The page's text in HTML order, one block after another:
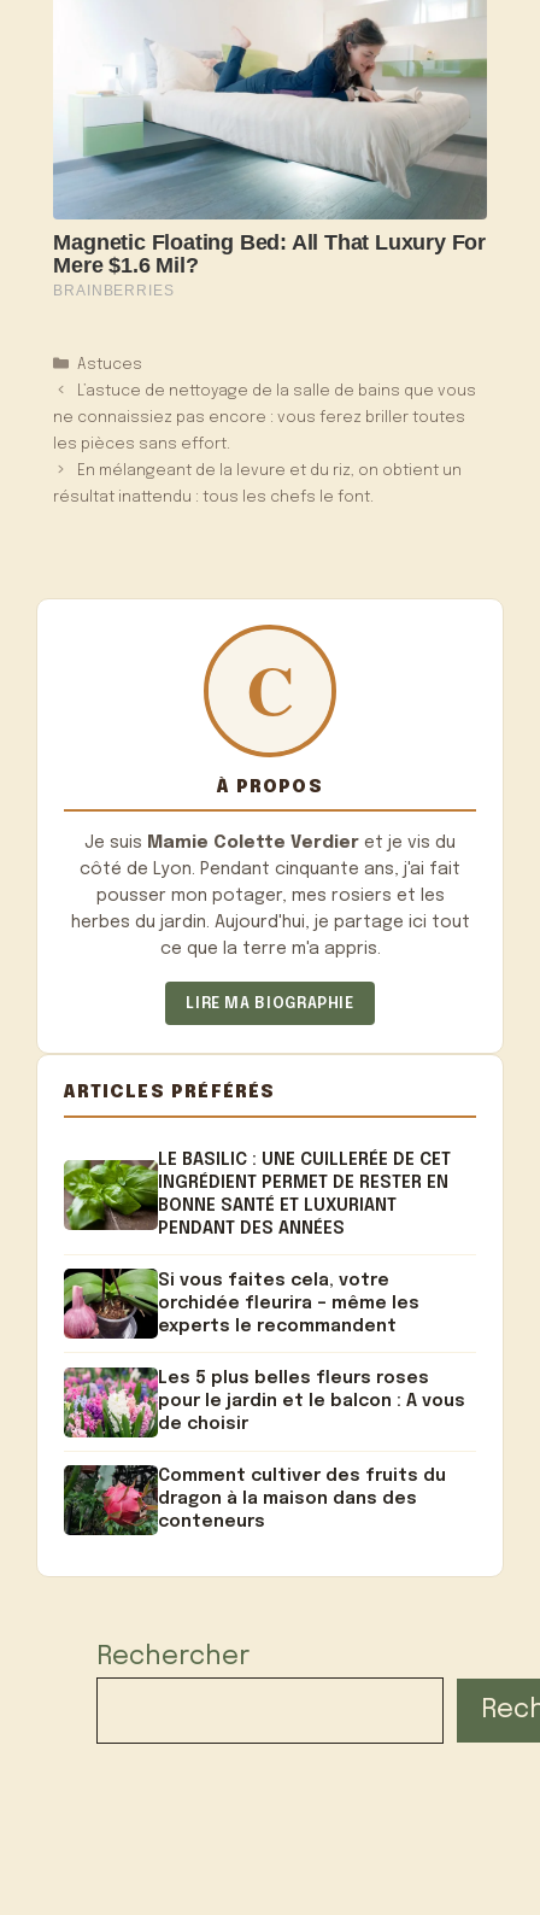
Catégories
Astuces
L’astuce de nettoyage de la salle de bains que vous
ne connaissiez pas encore : vous ferez briller toutes
les pièces sans effort.
En mélangeant de la levure et du riz, on obtient un
résultat inattendu : tous les chefs le font.
À PROPOS
Je suis Mamie Colette Verdier et je vis du
côté de Lyon. Pendant cinquante ans, j'ai fait
pousser mon potager, mes rosiers et les
herbes du jardin. Aujourd'hui, je partage ici tout
ce que la terre m'a appris.
LIRE MA BIOGRAPHIE
ARTICLES PRÉFÉRÉS
LE BASILIC : UNE CUILLERÉE DE CET
INGRÉDIENT PERMET DE RESTER EN
BONNE SANTÉ ET LUXURIANT
PENDANT DES ANNÉES
Si vous faites cela, votre
orchidée fleurira – même les
experts le recommandent
Les 5 plus belles fleurs roses
pour le jardin et le balcon : A vous
de choisir
Comment cultiver des fruits du
dragon à la maison dans des
conteneurs
Rechercher